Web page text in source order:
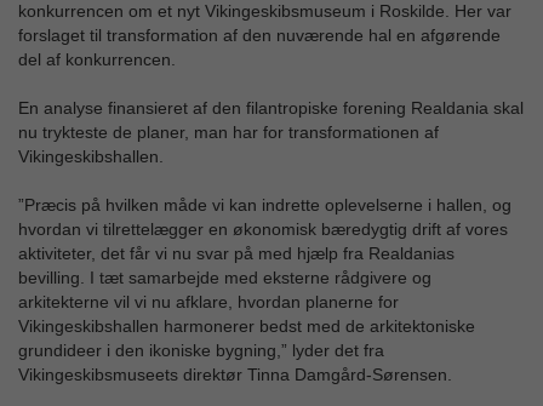
konkurrencen om et nyt Vikingeskibsmuseum i Roskilde. Her var
forslaget til transformation af den nuværende hal en afgørende
del af konkurrencen.
En analyse finansieret af den filantropiske forening Realdania skal
nu trykteste de planer, man har for transformationen af
Vikingeskibshallen.
”Præcis på hvilken måde vi kan indrette oplevelserne i hallen, og
hvordan vi tilrettelægger en økonomisk bæredygtig drift af vores
aktiviteter, det får vi nu svar på med hjælp fra Realdanias
bevilling. I tæt samarbejde med eksterne rådgivere og
arkitekterne vil vi nu afklare, hvordan planerne for
Vikingeskibshallen harmonerer bedst med de arkitektoniske
grundideer i den ikoniske bygning,” lyder det fra
Vikingeskibsmuseets direktør Tinna Damgård-Sørensen.